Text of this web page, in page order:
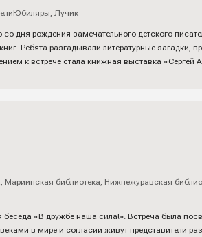
, Лучик
дня рождения замечательного детского
Ребята разгадывали литературные загадки,
к встрече стала книжная выставка «Сергей
, Мариинская библиотека, Нижнежуравская
«В дружбе наша сила!». Встреча была
в мире и согласии живут представители